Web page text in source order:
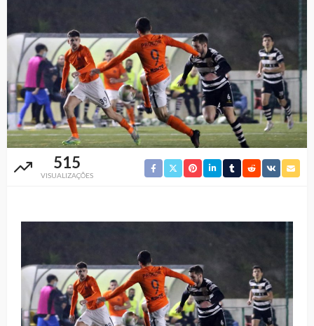
515
VISUALIZAÇÕES